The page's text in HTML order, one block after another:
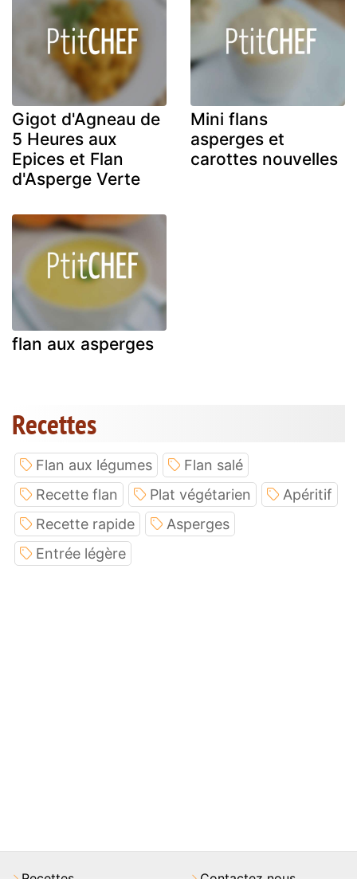
Gigot d'Agneau de
5 Heures aux
Epices et Flan
d'Asperge Verte
Mini flans
asperges et
carottes nouvelles
flan aux asperges
Recettes
Flan aux légumes
Flan salé
Recette flan
Plat végétarien
Apéritif
Recette rapide
Asperges
Entrée légère